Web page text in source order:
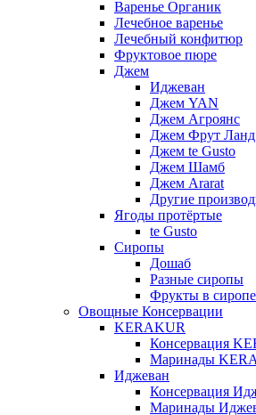
Варенье Органик
Лечебное варенье
Лечебный конфитюр
Фруктовое пюре
Джем
Иджеван
Джем YAN
Джем Агроянс
Джем Фрут Ланд
Джем te Gusto
Джем Шамб
Джем Ararat
Другие
Ягоды протёртые
te Gusto
Сиропы
Дошаб
Разные сиропы
Фрукты в сиропе
Овощные Консервации
KERAKUR
Консервация
Маринады
Иджеван
Консервация
Маринады